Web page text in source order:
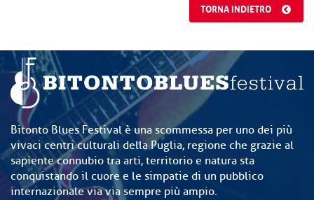
TORNA INDIETRO
Bitonto Blues Festival è una scommessa per uno dei più
vivaci centri culturali della Puglia, regione che grazie al
sapiente connubio tra arti, territorio e natura sta
conquistando il cuore e le simpatie di un pubblico
internazionale via via sempre più ampio.